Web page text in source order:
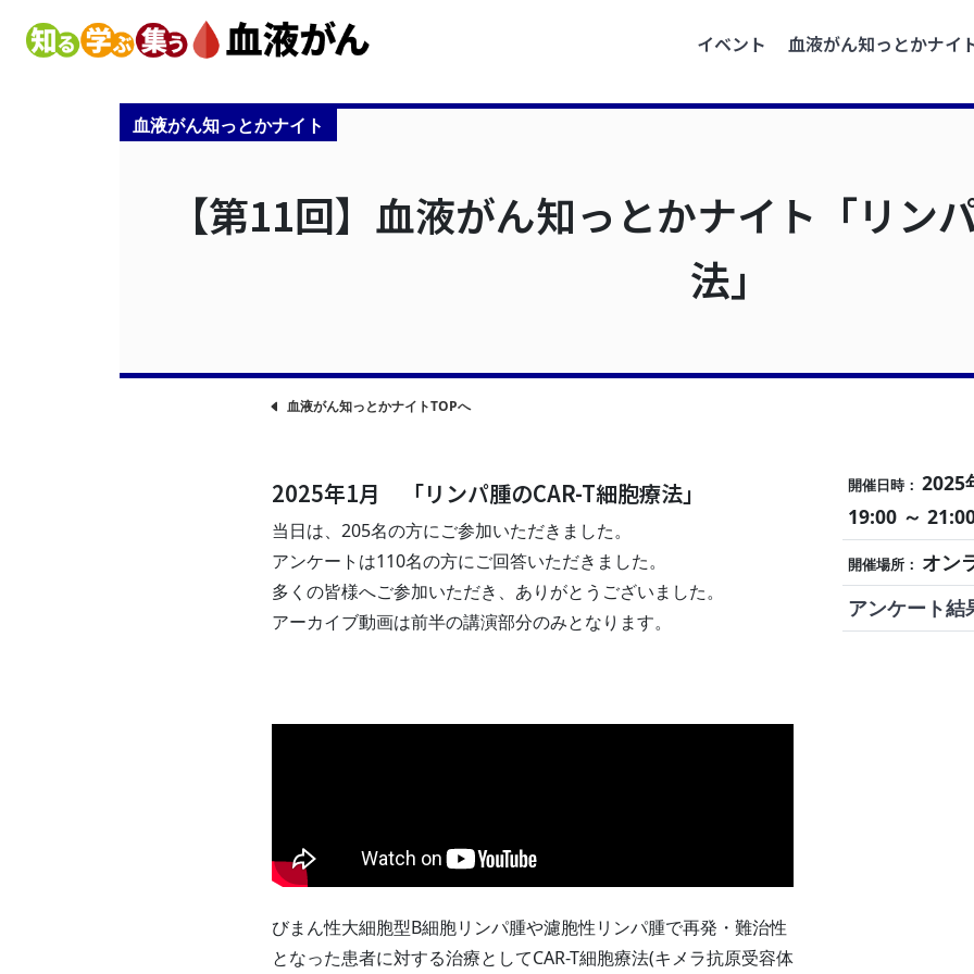
イベント 血液がん知っとかナイ
血液がん知っとかナイト
【第11回】血液がん知っとかナイト「リン
法」
血液がん知っとかナイトTOPへ
2025年1月 「リンパ腫のCAR-T細胞療法」
当日は、205名の方にご参加いただきました。
アンケートは110名の方にご回答いただきました。
多くの皆様へご参加いただき、ありがとうございました。
アーカイブ動画は前半の講演部分のみとなります。
びまん性大細胞型B細胞リンパ腫や濾胞性リンパ腫で再発・難治性
となった患者に対する治療としてCAR-T細胞療法(キメラ抗原受容体
開催日時： 2025
19:00 ～
開催場所： オン
アンケート結